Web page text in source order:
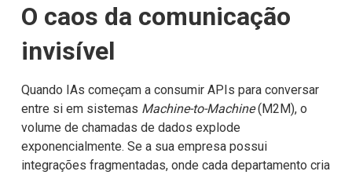
O caos da comunicação
invisível
Quando IAs começam a consumir APIs para conversar
entre si em sistemas Machine-to-Machine(M2M), o
volume de chamadas de dados explode
exponencialmente. Se a sua empresa possui
integrações fragmentadas, onde cada departamento cria